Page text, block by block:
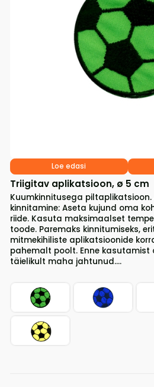
Triigitav aplikatsioon, ø 5 cm
Kuumkinnitusega piltaplikatsioon.
kinnitamine: Aseta kujund oma
riide. Kasuta maksimaalset
toode. Paremaks kinnitumiseks,
mitmekihiliste aplikatsioonide
pahemalt poolt. Enne kasutamist
täielikult maha jahtunud....
Loe edasi